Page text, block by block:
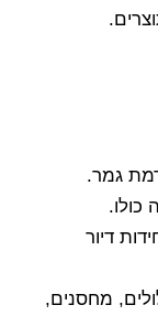
גמר.
דיור
מחסנים,